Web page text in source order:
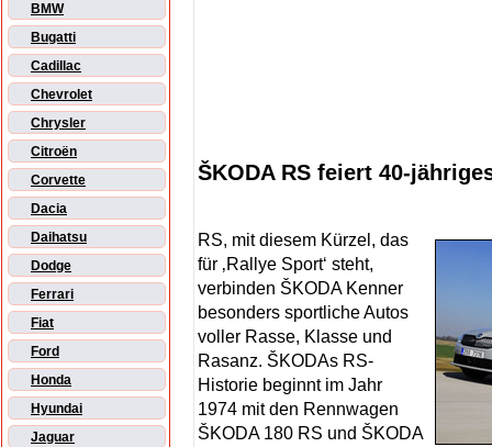
BMW
Bugatti
Cadillac
Chevrolet
Chrysler
Citroën
Corvette
Dacia
Daihatsu
Dodge
Ferrari
Fiat
Ford
Honda
Hyundai
Jaguar
ŠKODA RS feiert 40-
RS, mit diesem Kürzel, das
für ‚Rallye Sport‘ steht,
verbinden ŠKODA Kenner
besonders sportliche Autos
voller Rasse, Klasse und
Rasanz. ŠKODAs RS-
Historie beginnt im Jahr
1974 mit den Rennwagen
ŠKODA 180 RS und ŠKODA